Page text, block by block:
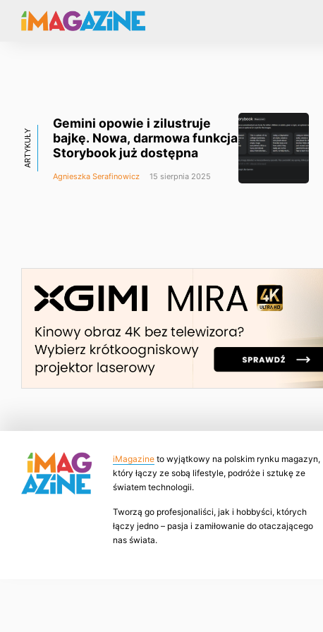
ARTYKUŁY
Gemini opowie i zilustruje
bajkę. Nowa, darmowa funkcja
Storybook już dostępna
Agnieszka Serafinowicz 15 sierpnia 2025
iMagazine to wyjątkowy na polskim rynku magazyn,
który łączy ze sobą lifestyle, podróże i sztukę ze
światem technologii.
Tworzą go profesjonaliści, jak i hobbyści, których
łączy jedno – pasja i zamiłowanie do otaczającego
nas świata.